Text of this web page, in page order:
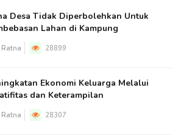
Desa Tidak Diperbolehkan Untuk
Lahan di Kampung
Ratna 28899
Ekonomi Keluarga Melalui
dan Keterampilan
Ratna 28307